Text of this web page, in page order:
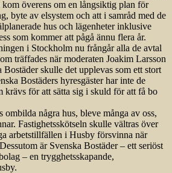
överens om en långsiktig plan för
byte av elsystem och att i samråd med de
hus och lägenheter inklusive
som kommer att pågå ännu flera år.
i Stockholm nu frångår alla de avtal
träffades när moderaten Joakim Larsson
skulle det upplevas som ett stort
Bostäders hyresgäster har inte de
krävs för att sätta sig i skuld för att få bo
ombilda några hus, bleve många av oss,
Fastighetsskötseln skulle vältras över
arbetstillfällen i Husby försvinna när
är Svenska Bostäder – ett seriöst
– en trygghetsskapande,